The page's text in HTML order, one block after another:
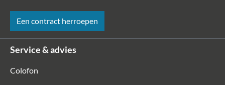
Een contract herroepen
Service & advies
Colofon